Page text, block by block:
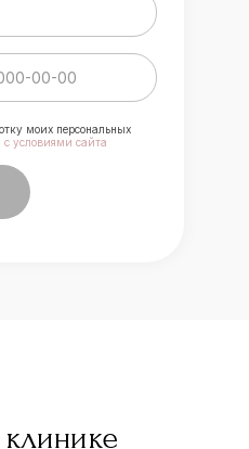
моих персональных
с условиями сайта